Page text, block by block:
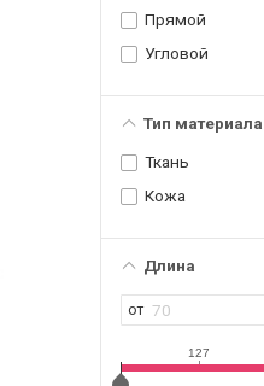
Прямой
Угловой
Тип материала
Ткань
Кожа
Длина
127